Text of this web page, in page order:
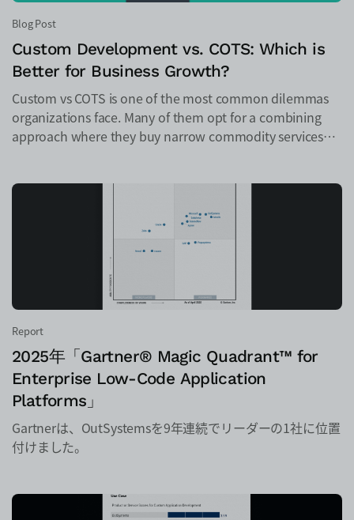
Blog Post
Custom Development vs. COTS: Which is
Better for Business Growth?
Custom vs COTS is one of the most common dilemmas
organizations face. Many of them opt for a combining
approach where they buy narrow commodity services
code approaches. In this blog post, you'll learn why.
Report
2025年「Gartner® Magic Quadrant™ for
Enterprise Low-Code Application
Platforms」
Gartnerは、OutSystemsを9年連続でリーダーの1社に位置
付けました。